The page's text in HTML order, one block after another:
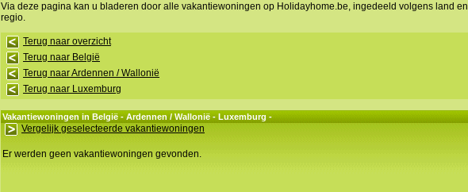
Via deze pagina kan u bladeren door alle vakantiewoningen op Holidayhome.be, ingedeeld volgens land en
regio.
Terug naar overzicht
Terug naar België
Terug naar Ardennen / Wallonië
Terug naar Luxemburg
Vakantiewoningen in België - Ardennen / Wallonië - Luxemburg -
Vergelijk geselecteerde vakantiewoningen
Er werden geen vakantiewoningen gevonden.